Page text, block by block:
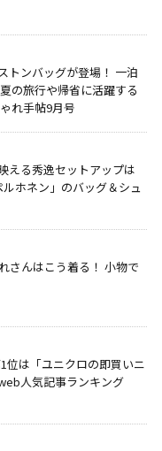
トンバッグが登場！ 一泊
の旅行や帰省に活躍する
れ手帖9月号
える秀逸セットアップは
ホネン」のバッグ＆シュ
さんはこう着る！ 小物で
位は「ユニクロの即買いニ
人気記事ランキング